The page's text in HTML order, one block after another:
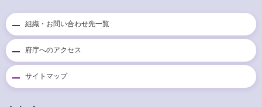
組織・お問い合わせ先一覧
府庁へのアクセス
サイトマップ